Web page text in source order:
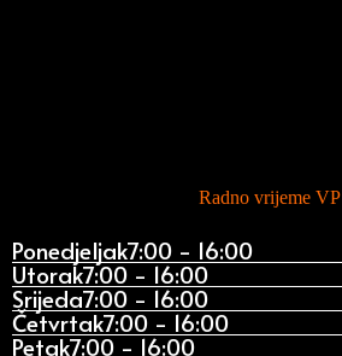
Radno vrijeme VP
Ponedjeljak7:00 - 16:00
Utorak7:00 - 16:00
Srijeda7:00 - 16:00
Četvrtak7:00 - 16:00
Petak7:00 - 16:00